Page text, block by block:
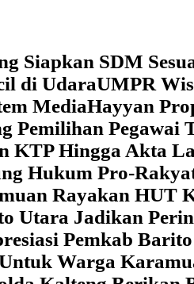
Siapkan SDM
di UdaraUMPR
MediaHayyan
Pemilihan Pegawai
KTP Hingga Akta
Hukum Pro-
Rayakan HUT
Utara Jadikan
Pemkab
Warga